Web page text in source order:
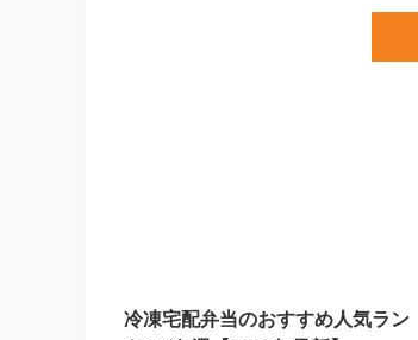
冷凍宅配弁当のおすすめ人気ラン